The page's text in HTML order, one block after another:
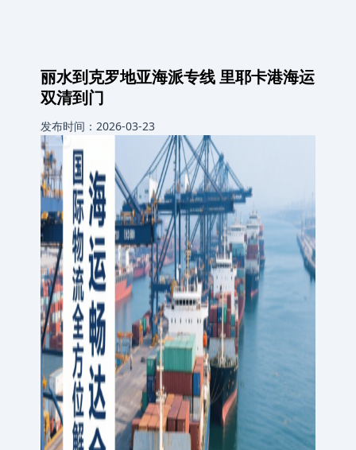
丽水到克罗地亚海派专线 里耶卡港海运
双清到门
发布时间：2026-03-23